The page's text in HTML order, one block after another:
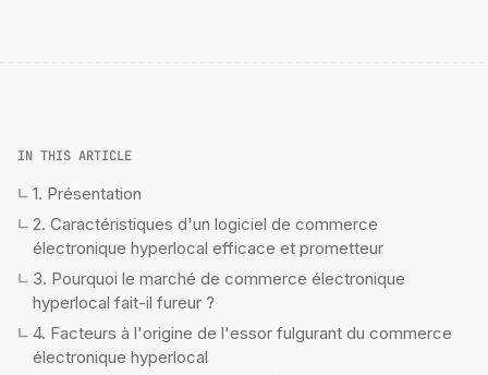
IN THIS ARTICLE
1. Présentation
2. Caractéristiques d'un logiciel de commerce
électronique hyperlocal efficace et prometteur
3. Pourquoi le marché de commerce électronique
hyperlocal fait-il fureur ?
4. Facteurs à l'origine de l'essor fulgurant du commerce
électronique hyperlocal